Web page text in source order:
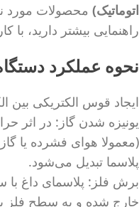
اتوماتیک) محصولات مورد
راهنمایی بیشتر دارید، با
نحوه عملکرد
ایجاد قوس الکتریکی بین
یونیزه شدن گاز: در اثر
(معمولا هوای فشرده یا
پلاسما تبدیل می‌شود.
برش فلز: پلاسمای داغ با
خارج شده و به سطح فلز